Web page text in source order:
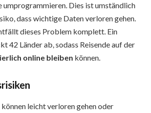
umprogrammieren. Dies ist umständlich
dass wichtige Daten verloren gehen.
dieses Problem komplett. Ein
42 Länder ab, sodass Reisende auf der
online bleiben können.
leicht verloren gehen oder